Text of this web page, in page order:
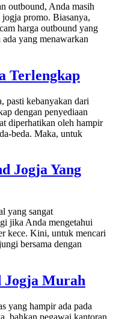
outbound, Anda masih
promo. Biasanya,
harga outbound yang
yang menawarkan
Terlengkap
pasti kebanyakan dari
dengan penyediaan
diperhatikan oleh hampir
beda. Maka, untuk
Jogja Yang
yang sangat
jika Anda mengetahui
kece. Kini, untuk mencari
bersama dengan
Jogja Murah
yang hampir ada pada